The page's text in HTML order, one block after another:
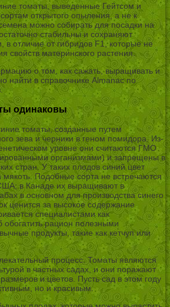
томаты, выведенные Гейтсом и
открытого опыления, а не к
можно собирать для посадки на
стабильны и сохраняют
в отличие от гибридов F1, которые не
свойств материнского растения.
о том, как сажать, выращивать и
найти в справочнике Almanac по
одинаковы
томаты, созданные путем
зева и черники в геном помидора. Из-
уровне они считаются ГМО
организмами) и запрещены в
стран. У таких плодов синий цвет
мякоть. Подобные сорта не встречаются
в Канаде их выращивают в
в основном для производства синего
ценится за высокое содержание
специалистами как
рацион полезными
продукты, такие как кетчуп или
процесс. Томаты являются
в частных садах, и они поражают
и цветов. Пусть сад в этом году
но и красивым.